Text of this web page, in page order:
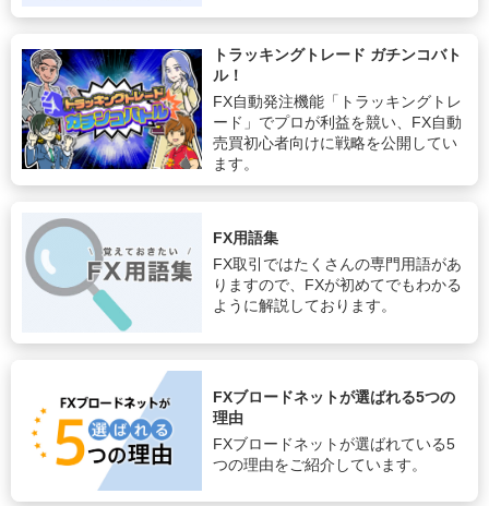
トラッキングトレード ガチンコバト
ル！
FX自動発注機能「トラッキングトレ
ード」でプロが利益を競い、FX自動
売買初心者向けに戦略を公開してい
ます。
FX用語集
FX取引ではたくさんの専門用語があ
りますので、FXが初めてでもわかる
ように解説しております。
FXブロードネットが選ばれる5つの
理由
FXブロードネットが選ばれている5
つの理由をご紹介しています。